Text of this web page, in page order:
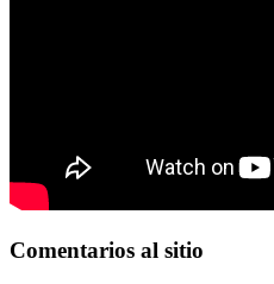
Comentarios al sitio